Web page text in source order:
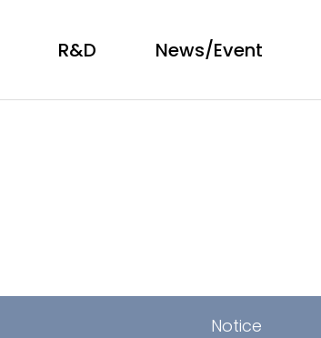
R&D News/Event
Notice